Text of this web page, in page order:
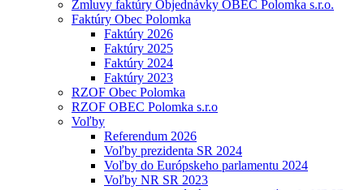
Zmluvy faktúry Objednávky OBEC Polomka s.r.o.
Faktúry Obec Polomka
Faktúry 2026
Faktúry 2025
Faktúry 2024
Faktúry 2023
RZOF Obec Polomka
RZOF OBEC Polomka s.r.o
Voľby
Referendum 2026
Voľby prezidenta SR 2024
Voľby do Európskeho parlamentu 2024
Voľby NR SR 2023